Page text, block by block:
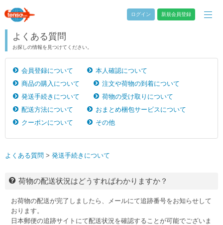
ログイン 新規会員登録
よくある質問
お探しの情報を見つけてください。
会員登録について
本人確認について
商品の購入について
注文や荷物の到着について
発送手続きについて
荷物の受け取りについて
配送方法について
おまとめ梱包サービスについて
クーポンについて
その他
よくある質問 > 発送手続きについて
荷物の配送状況はどうすればわかりますか？
お荷物の配送が完了しましたら、メールにて追跡番号をお知らせして
おります。
日本郵便の追跡サイトにて配送状況を確認することが可能でございま